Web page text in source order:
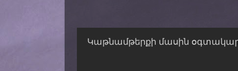
Կաթնամթերքի մասին օգտակար